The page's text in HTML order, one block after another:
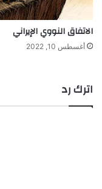
الاتفاق النووي الإيراني
أغسطس 10, 2022
اترك رد